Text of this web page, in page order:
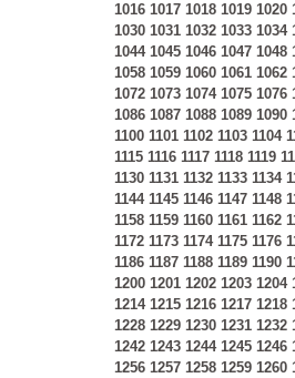
1016 1017 1018 1019 1020
1030 1031 1032 1033 1034
1044 1045 1046 1047 1048
1058 1059 1060 1061 1062
1072 1073 1074 1075 1076
1086 1087 1088 1089 1090
1100 1101 1102 1103 1104
1115 1116 1117 1118 1119
1130 1131 1132 1133 1134
1144 1145 1146 1147 1148
1158 1159 1160 1161 1162
1172 1173 1174 1175 1176
1186 1187 1188 1189 1190
1200 1201 1202 1203 1204
1214 1215 1216 1217 1218
1228 1229 1230 1231 1232
1242 1243 1244 1245 1246
1256 1257 1258 1259 1260